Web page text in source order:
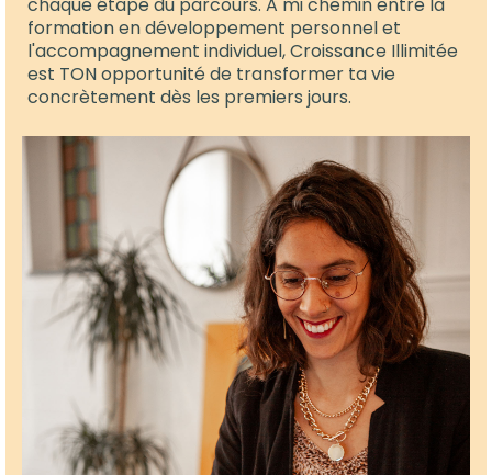
formation en développement personnel et
l'accompagnement individuel, Croissance Illimitée
est TON opportunité de transformer ta vie
concrètement dès les premiers jours.